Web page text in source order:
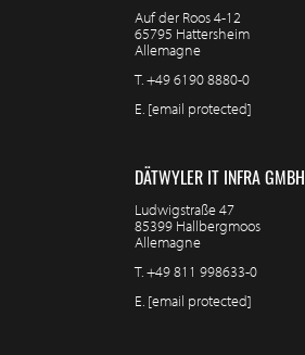
Auf der Roos 4-12
65795 Hattersheim
Allemagne
T.+49 6190 8880-0
E. [email protected]
DÄTWYLER IT INFRA GMBH
Ludwigstraße 47
85399 Hallbergmoos
Allemagne
T.+49 811 998633-0
E. [email protected]